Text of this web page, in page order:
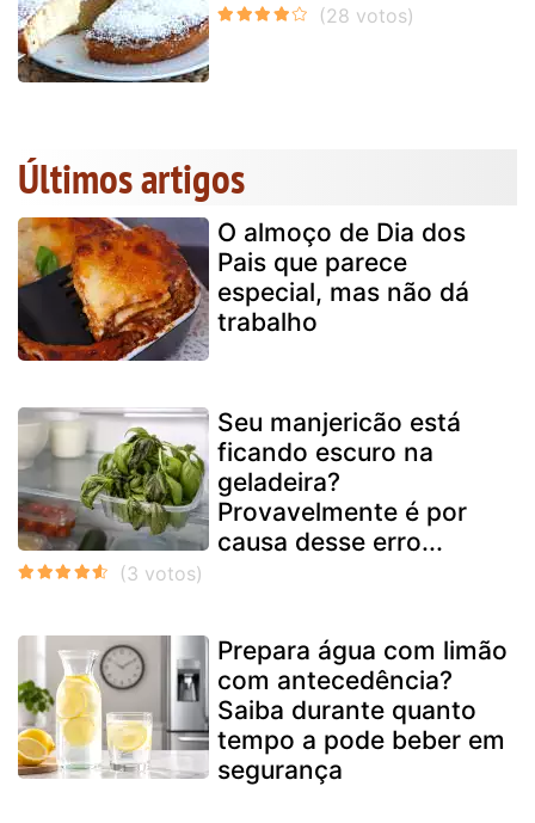
Últimos artigos
O almoço de Dia dos
Pais que parece
especial, mas não dá
trabalho
Seu manjericão está
ficando escuro na
geladeira?
Provavelmente é por
causa desse erro...
Prepara água com limão
com antecedência?
Saiba durante quanto
tempo a pode beber em
segurança